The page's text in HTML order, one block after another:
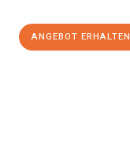
ANGEBOT ERHALTEN